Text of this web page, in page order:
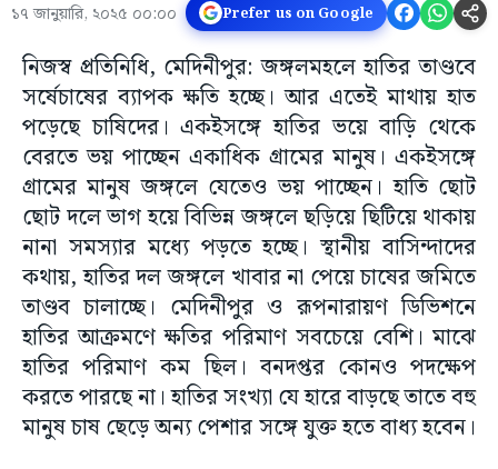
১৭ জানুয়ারি, ২০২৫ ০০:০০ Prefer us on Google
নিজস্ব প্রতিনিধি, মেদিনীপুর: জঙ্গলমহলে হাতির তাণ্ডবে
সর্ষেচাষের ব্যাপক ক্ষতি হচ্ছে। আর এতেই মাথায় হাত
পড়েছে চাষিদের। একইসঙ্গে হাতির ভয়ে বাড়ি থেকে
বেরতে ভয় পাচ্ছেন একাধিক গ্রামের মানুষ। একইসঙ্গে
গ্রামের মানুষ জঙ্গলে যেতেও ভয় পাচ্ছেন। হাতি ছোট
ছোট দলে ভাগ হয়ে বিভিন্ন জঙ্গলে ছড়িয়ে ছিটিয়ে থাকায়
নানা সমস্যার মধ্যে পড়তে হচ্ছে। স্থানীয় বাসিন্দাদের
কথায়, হাতির দল জঙ্গলে খাবার না পেয়ে চাষের জমিতে
তাণ্ডব চালাচ্ছে। মেদিনীপুর ও রূপনারায়ণ ডিভিশনে
হাতির আক্রমণে ক্ষতির পরিমাণ সবচেয়ে বেশি। মাঝে
হাতির পরিমাণ কম ছিল। বনদপ্তর কোনও পদক্ষেপ
করতে পারছে না। হাতির সংখ্যা যে হারে বাড়ছে তাতে বহু
মানুষ চাষ ছেড়ে অন্য পেশার সঙ্গে যুক্ত হতে বাধ্য হবেন।